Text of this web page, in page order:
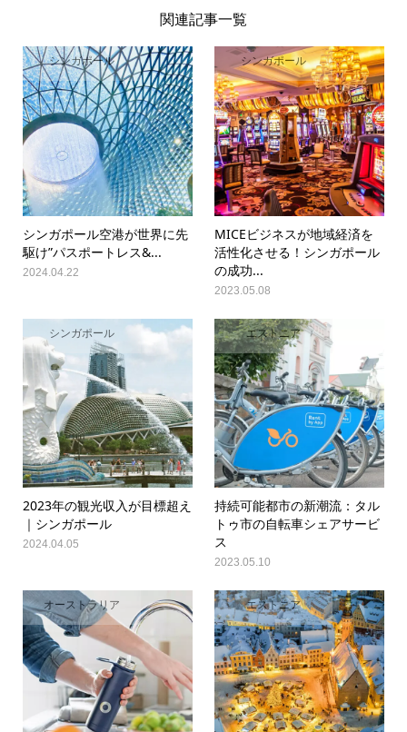
関連記事一覧
シンガポール
シンガポール空港が世界に先
駆け”パスポートレス&...
2024.04.22
シンガポール
MICEビジネスが地域経済を
活性化させる！シンガポール
の成功...
2023.05.08
シンガポール
2023年の観光収入が目標超え
｜シンガポール
2024.04.05
エストニア
持続可能都市の新潮流：タル
トゥ市の自転車シェアサービ
ス
2023.05.10
オーストラリア エストニア